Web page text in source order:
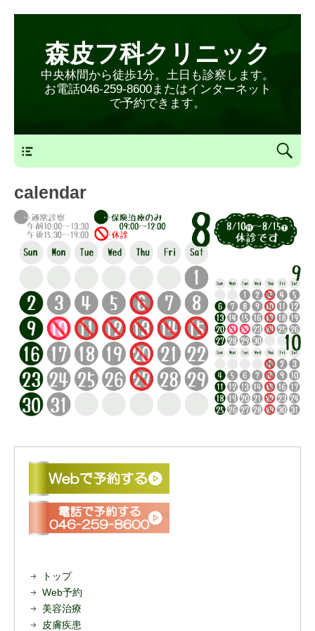
森皮フ科クリニック
中央林間から徒歩1分。土日も診察します。
お電話046-259-8600またはインターネット
で予約できます。
calendar
トップ
Web予約
美容治療
皮膚疾患